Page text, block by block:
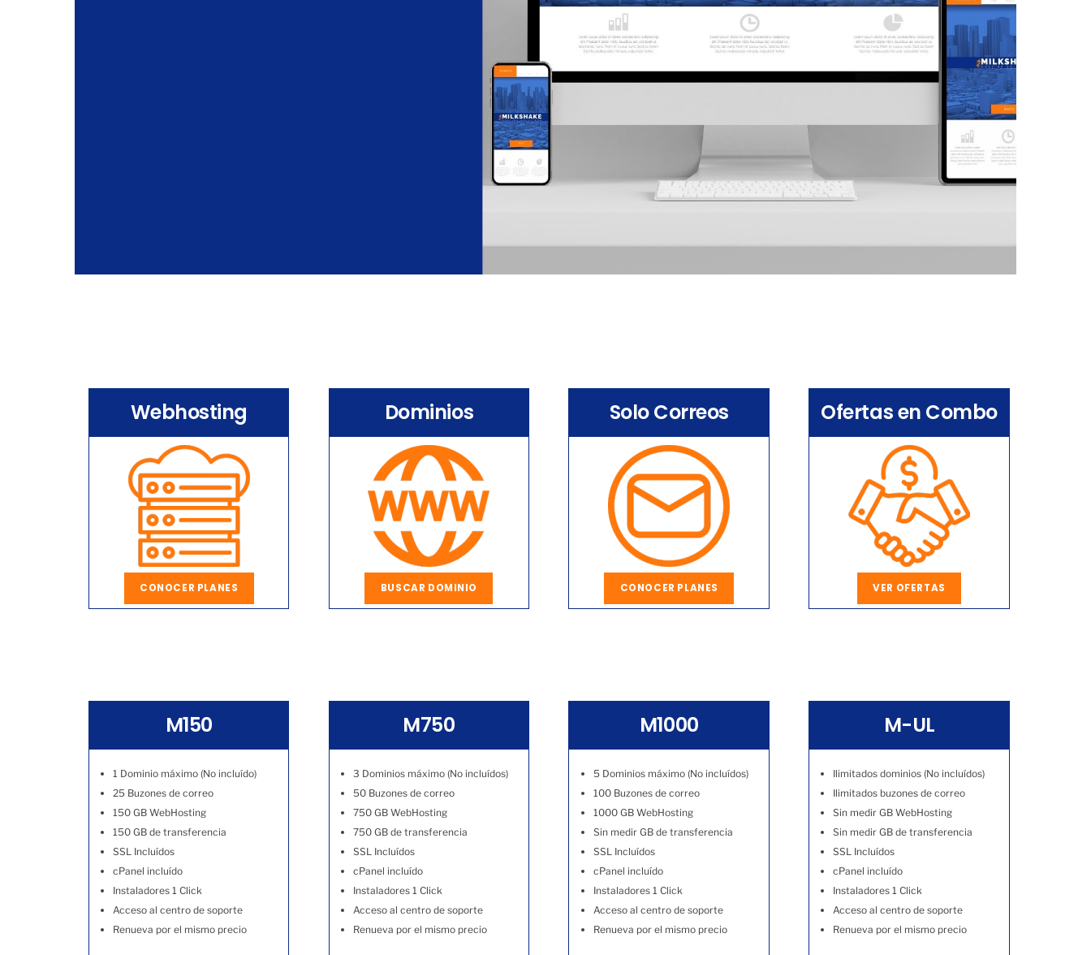
Webhosting
CONOCER PLANES
Dominios
BUSCAR DOMINIO
Solo Correos
CONOCER PLANES
Ofertas en Combo
VER OFERTAS
M150
1 Dominio máximo (No incluído)
25 Buzones de correo
150 GB WebHosting
150 GB de transferencia
SSL Incluídos
cPanel incluído
Instaladores 1 Click
Acceso al centro de soporte
Renueva por el mismo precio
M750
3 Dominios máximo (No incluídos)
50 Buzones de correo
750 GB WebHosting
750 GB de transferencia
SSL Incluídos
cPanel incluído
Instaladores 1 Click
Acceso al centro de soporte
Renueva por el mismo precio
M1000
5 Dominios máximo (No incluídos)
100 Buzones de correo
1000 GB WebHosting
Sin medir GB de transferencia
SSL Incluídos
cPanel incluído
Instaladores 1 Click
Acceso al centro de soporte
Renueva por el mismo precio
M-UL
Ilimitados dominios (No incluídos)
Ilimitados buzones de correo
Sin medir GB WebHosting
Sin medir GB de transferencia
SSL Incluídos
cPanel incluído
Instaladores 1 Click
Acceso al centro de soporte
Renueva por el mismo precio